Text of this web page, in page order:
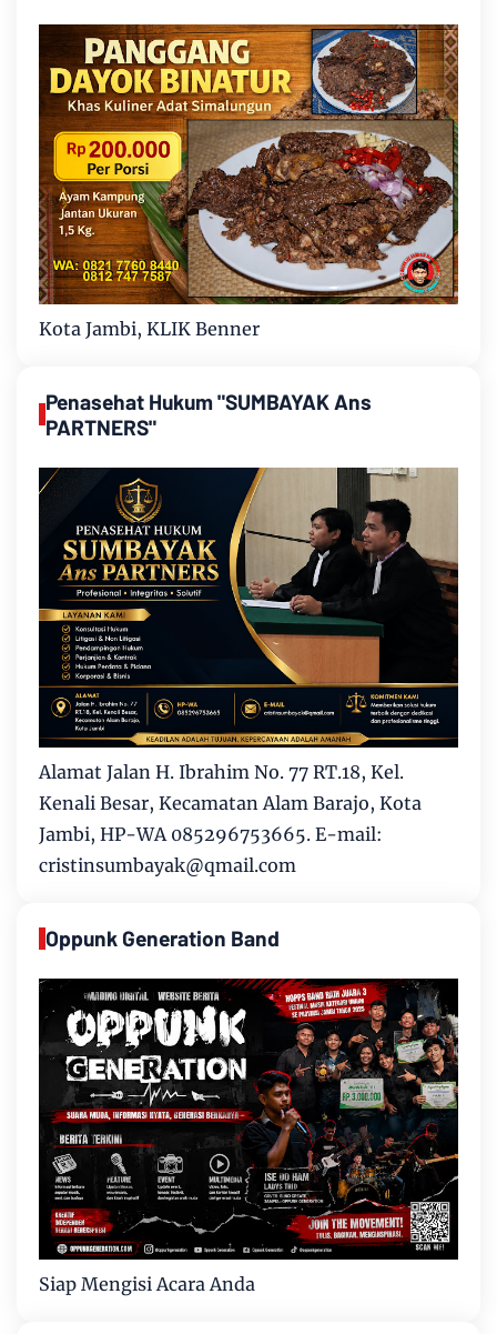
Kota Jambi, KLIK Benner
Penasehat Hukum "SUMBAYAK Ans
PARTNERS"
Alamat Jalan H. Ibrahim No. 77 RT.18, Kel.
Kenali Besar, Kecamatan Alam Barajo, Kota
Jambi, HP-WA 085296753665. E-mail:
cristinsumbayak@qmail.com
Oppunk Generation Band
Siap Mengisi Acara Anda